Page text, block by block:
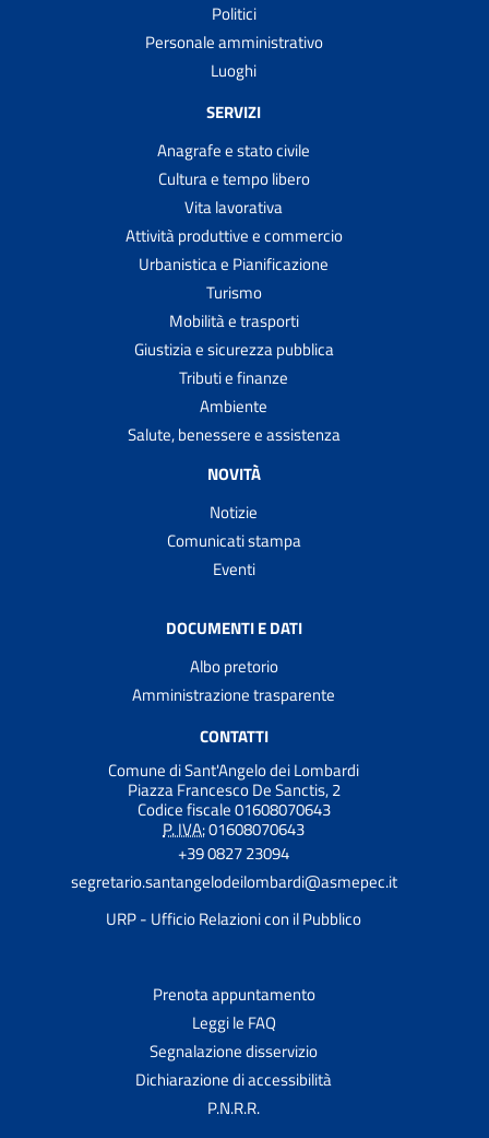
Politici
Personale amministrativo
Luoghi
SERVIZI
Anagrafe e stato civile
Cultura e tempo libero
Vita lavorativa
Attività produttive e commercio
Urbanistica e Pianificazione
Turismo
Mobilità e trasporti
Giustizia e sicurezza pubblica
Tributi e finanze
Ambiente
Salute, benessere e assistenza
NOVITÀ
Notizie
Comunicati stampa
Eventi
DOCUMENTI E DATI
Albo pretorio
Amministrazione trasparente
CONTATTI
Comune di Sant'Angelo dei Lombardi
Piazza Francesco De Sanctis, 2
Codice fiscale 01608070643
P. IVA:01608070643
+39 0827 23094
segretario.santangelodeilombardi@asmepec.it
URP - Ufficio Relazioni con il Pubblico
Prenota appuntamento
Leggi le FAQ
Segnalazione disservizio
Dichiarazione di accessibilità
P.N.R.R.